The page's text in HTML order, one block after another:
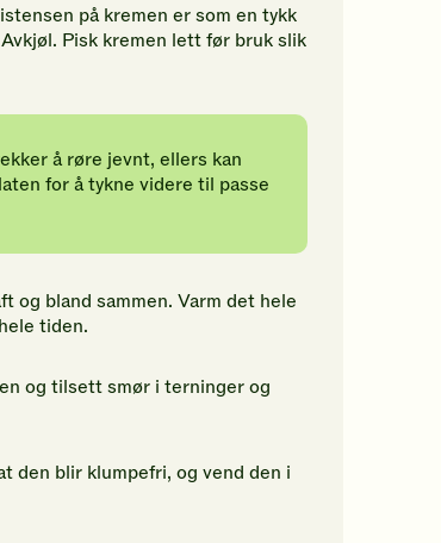
på kremen er som en tykk
Pisk kremen lett før bruk slik
å røre jevnt, ellers kan
for å tykne videre til passe
og bland sammen. Varm det hele
tiden.
og tilsett smør i terninger og
den blir klumpefri, og vend den i